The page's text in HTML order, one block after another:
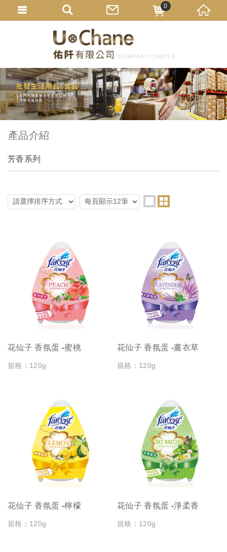
產品介紹
芳香系列
花仙子 香氛蛋 -蜜桃
規格：120g
花仙子 香氛蛋 -薰衣草
規格：120g
花仙子 香氛蛋 -檸檬
規格：120g
花仙子 香氛蛋 -淨柔香
規格：120g
0